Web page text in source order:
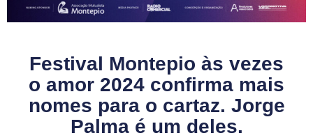
Festival Montepio às vezes
o amor 2024 confirma mais
nomes para o cartaz. Jorge
Palma é um deles.